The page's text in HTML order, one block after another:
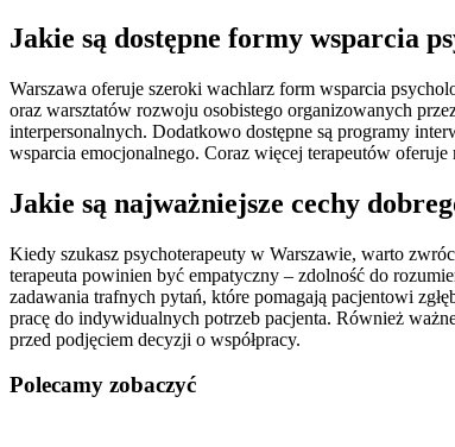
Jakie są dostępne formy wsparcia
Warszawa oferuje szeroki wachlarz form wsparcia
oraz warsztatów rozwoju osobistego organizowanych
interpersonalnych. Dodatkowo dostępne są programy
wsparcia emocjonalnego. Coraz więcej terapeutów
Jakie są najważniejsze cechy
Kiedy szukasz psychoterapeuty w Warszawie, warto
terapeuta powinien być empatyczny – zdolność do
zadawania trafnych pytań, które pomagają pacjentowi
pracę do indywidualnych potrzeb pacjenta. Również
przed podjęciem decyzji o współpracy.
Polecamy zobaczyć